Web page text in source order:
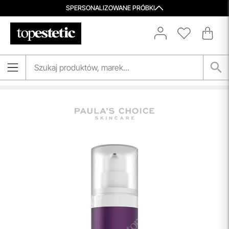
SPERSONALIZOWANE PRÓBKI
Porady Kosmetologów
indywidualnej konsultacji kosmetologicznej, która
Zmiany obowiązują od 27.04.2026.
Korzystanie ze Sklepu Internetowego lub Konta po tym
Darmowa Dostawa i Zwrot
Naszym celem jest zapewnienie błyskawicznej i
efektywnej realizacji zamówień w naszym sklepie. Dzięki